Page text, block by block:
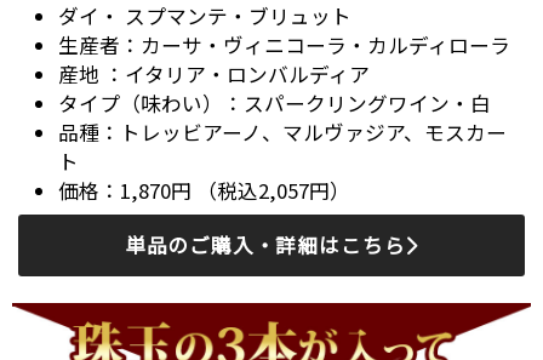
ダイ・ スプマンテ・ブリュット
カーサ・ヴィニコーラ・カルディローラ
イタリア・ロンバルディア
スパークリングワイン・白
トレッビアーノ、マルヴァジア、モスカー
ト
1,870円 （税込2,057円）
単品のご購入・詳細はこちら